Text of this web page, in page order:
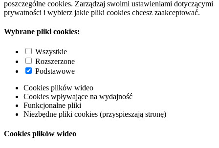
poszczególne cookies. Zarządzaj swoimi ustawieniami dotyczącymi
prywatności i wybierz jakie pliki cookies chcesz zaakceptować.
Wybrane pliki cookies:
Wszystkie
Rozszerzone
Podstawowe
Cookies plików wideo
Cookies wpływające na wydajność
Funkcjonalne pliki
Niezbędne pliki cookies (przyspieszają stronę)
Cookies plików wideo